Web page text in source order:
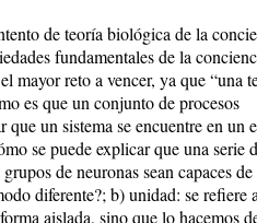
de teoría biológica de la
fundamentales de la
mayor reto a vencer, ya que “una
es que un conjunto de procesos
un sistema se encuentre en un
se puede explicar que una serie
de neuronas sean capaces
diferente?; b) unidad: se refiere
aislada, sino que lo hacemos